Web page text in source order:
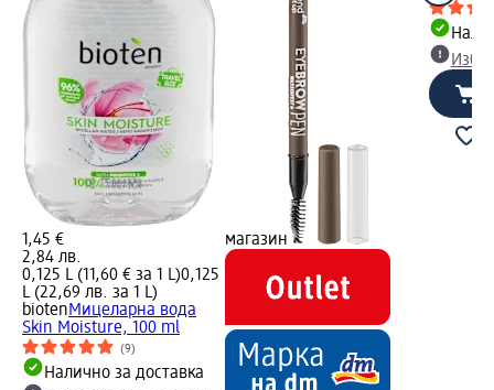
1,45 €
2,84 лв.
0,125 L (11,60 € за 1 L)0,125
L (22,69 лв. за 1 L)
biotenМицеларна вода
Skin Moisture, 100 ml
(9)
Налично за доставка
магазин